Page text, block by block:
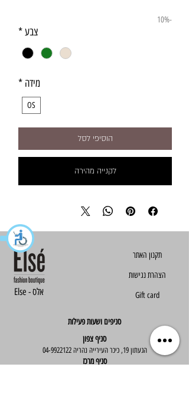
-10%
צבע*
מידה *
OS
הוסיפי לסל
לקנייה מהירה
Else - אלס
תקנון האתר​​
הצהרת נגישות
Gift card
סניפים ושעות פעילות
סניף צפון
הגעתון 19, כיכר העירייה נהריה 04-9922122
סניף מרכז